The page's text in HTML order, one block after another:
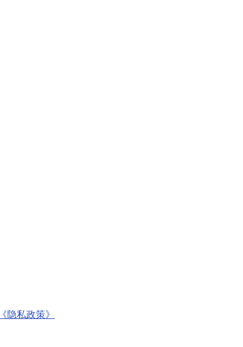
《隐私政策》